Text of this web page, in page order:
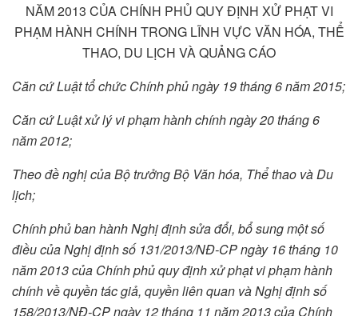
NĂM 2013 CỦA CHÍNH PHỦ QUY ĐỊNH XỬ PHẠT VI
PHẠM HÀNH CHÍNH TRONG LĨNH VỰC VĂN HÓA, THỂ
THAO, DU LỊCH VÀ QUẢNG CÁO
Căn cứ Luật tổ chức Chính phủ ngày 19 tháng 6 năm 2015;
Căn cứ Luật xử lý vi phạm hành chính ngày 20 tháng 6
năm 2012;
Theo đề nghị của Bộ trưởng Bộ Văn hóa, Thể thao và Du
lịch;
Chính phủ ban hành Nghị định sửa đổi, bổ sung một số
điều của Nghị định số 131/2013/NĐ-CP ngày 16 tháng 10
năm 2013 của Chính phủ quy định xử phạt vi phạm hành
chính về quyền tác giả, quyền liên quan và Nghị định số
158/2013/NĐ-CP ngày 12 tháng 11 năm 2013 của Chính